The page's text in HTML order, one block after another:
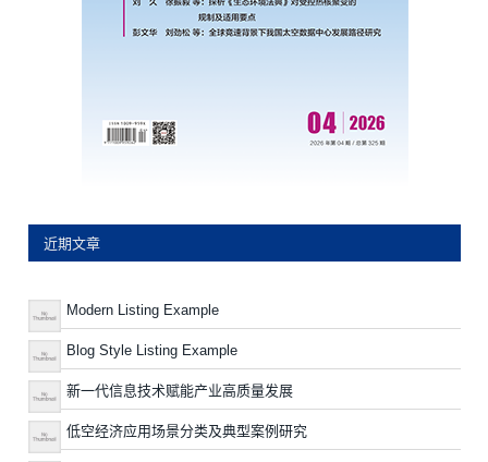
近期文章
Modern Listing Example
Blog Style Listing Example
新一代信息技术赋能产业高质量发展
低空经济应用场景分类及典型案例研究